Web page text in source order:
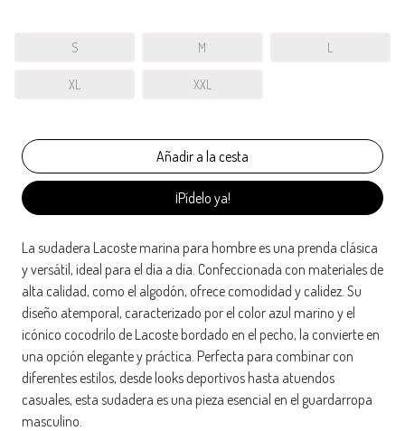
S M L
XL XXL
¡Pídelo ya!
La sudadera Lacoste marina para hombre es una prenda clásica
y versátil, ideal para el día a día. Confeccionada con materiales de
alta calidad, como el algodón, ofrece comodidad y calidez. Su
diseño atemporal, caracterizado por el color azul marino y el
icónico cocodrilo de Lacoste bordado en el pecho, la convierte en
una opción elegante y práctica. Perfecta para combinar con
diferentes estilos, desde looks deportivos hasta atuendos
casuales, esta sudadera es una pieza esencial en el guardarropa
masculino.